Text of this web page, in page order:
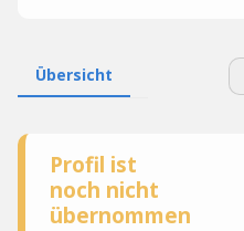
Übersicht
Profil ist
noch nicht
übernommen